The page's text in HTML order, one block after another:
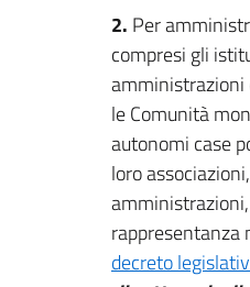
2. Per
compresi gli
amministrazioni
le Comunità
autonomi case
loro
rappresentanza
decreto